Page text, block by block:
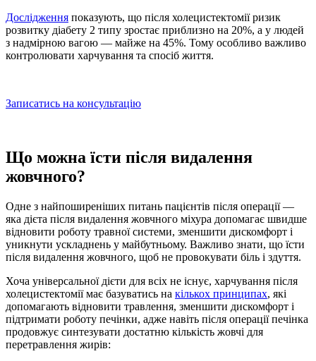
Дослідження показують, що після холецистектомії ризик
розвитку діабету 2 типу зростає приблизно на 20%, а у людей
з надмірною вагою — майже на 45%. Тому особливо важливо
контролювати харчування та спосіб життя.
Записатись на консультацію
Що можна їсти після видалення
жовчного?
Одне з найпоширеніших питань пацієнтів після операції —
яка дієта після видалення жовчного міхура допомагає швидше
відновити роботу травної системи, зменшити дискомфорт і
уникнути ускладнень у майбутньому. Важливо знати, що їсти
після видалення жовчного, щоб не провокувати біль і здуття.
Хоча універсальної дієти для всіх не існує, харчування після
холецистектоміїмає базуватись на кількох принципах, які
допомагають відновити травлення, зменшити дискомфорт і
підтримати роботу печінки, адже навіть після операції печінка
продовжує синтезувати достатню кількість жовчі для
перетравлення жирів: